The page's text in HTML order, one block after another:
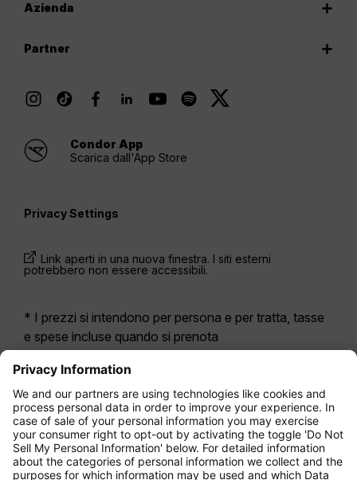
Azienda
Partner
Condor App
Scarica dall'App Store
Privacy Settings
Link aperti in una nuova finestra. I siti esterni
potrebbero non essere accessibili.
* I prezzi si intendono per persona e per tratta, tasse
e spese incluse quando si prenota
Erano disponibili nelle ultime 24 ore e potrebbero non
essere più aggiornati. Le tariffe indicate per
l’Economy Class sono solitamente Economy Zero,
la nostra opzione di tariffa più limitata. Potrebbero
essere applicati costi aggiuntivi per ilbagaglioda
stiva registrato o altri servizi opzionali. Vengono